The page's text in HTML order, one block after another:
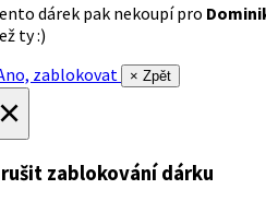
dárek pak nekoupí pro
ty :)
zablokovat
× Zpět
zablokování dárku